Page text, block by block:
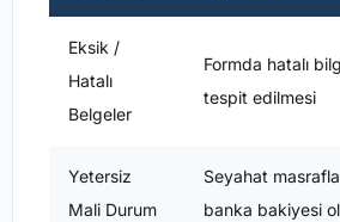
Eksik /
Hatalı
Belgeler
Formda hatalı
tespit edilmesi
Yetersiz
Mali Durum
Seyahat
banka bakiyesi